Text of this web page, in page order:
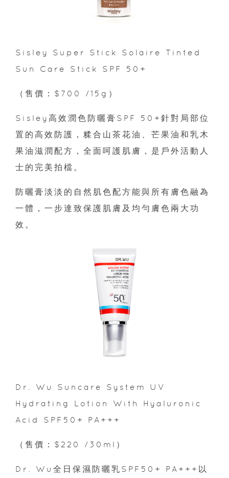
Sisley Super Stick Solaire Tinted
Sun Care Stick SPF 50+
（售價：$700 /15g）
Sisley高效潤色防曬膏SPF 50+針對局部位
置的高效防護，糅合山茶花油、芒果油和乳木
果油滋潤配方，全面呵護肌膚，是戶外活動人
士的完美拍檔。
防曬膏淡淡的自然肌色配方能與所有膚色融為
一體，一步達致保護肌膚及均勻膚色兩大功
效。
Dr. Wu Suncare System UV
Hydrating Lotion With Hyaluronic
Acid SPF50+ PA+++
（售價：$220 /30ml）
Dr. Wu全日保濕防曬乳SPF50+ PA+++以